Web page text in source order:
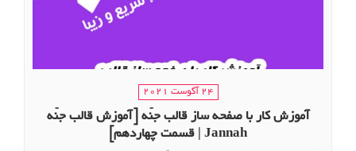
24 آگوست 2021
آموزش کار با صفحه ساز قالب جنّه [آموزش قالب جنّه
Jannah | قسمت چهاردهم]